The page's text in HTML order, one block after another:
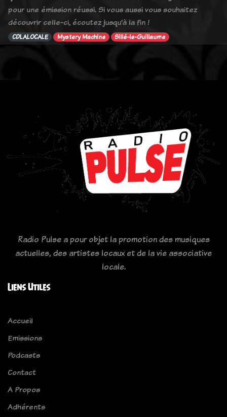
pour une émission réussi. Si vous aussi vous souhaitez
découvrir celle-ci, écoutez jusqu'à la fin !
CDLALOCALE Mystery Machine Sillé-le-Guillaume
Radio Pulse a pour objet la promotion des musiques
actuelles, des artistes locaux et de la vie associative
locale.
Liens Utiles
Accueil
Emissions
Podcasts
Contact
A Propos
Adhérents